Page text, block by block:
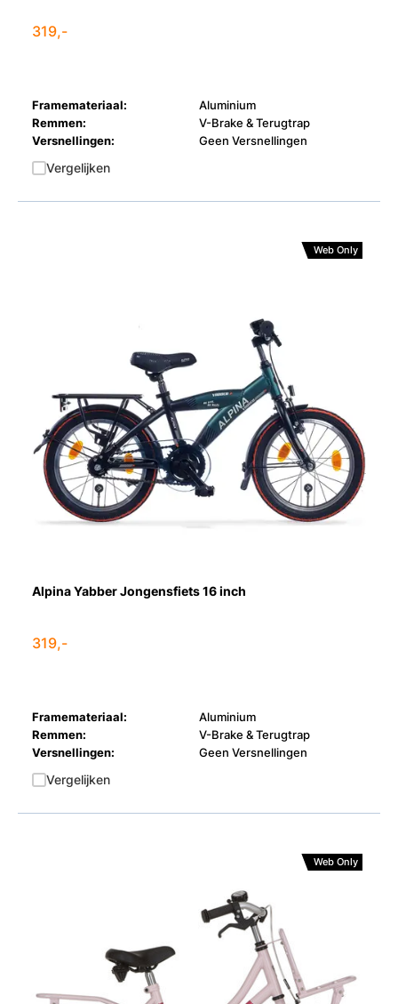
319,-
Framemateriaal:
Aluminium
Remmen:
V-Brake & Terugtrap
Versnellingen:
Geen Versnellingen
Vergelijken
Web Only
Alpina Yabber Jongensfiets 16 inch
319,-
Framemateriaal:
Aluminium
Remmen:
V-Brake & Terugtrap
Versnellingen:
Geen Versnellingen
Vergelijken
Web Only